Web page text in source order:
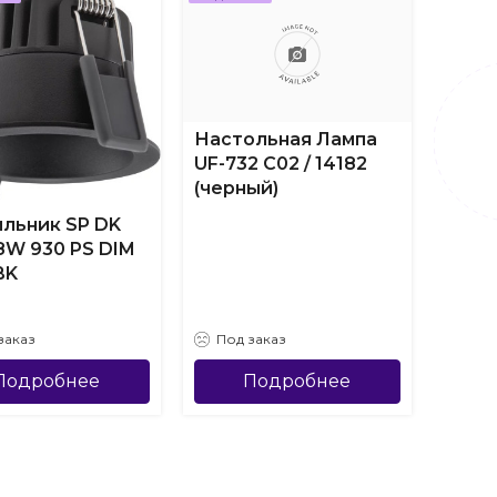
SP DK
930 PS DIM
Настольная Лампа
UF-732 C02 / 14182
(черный)
Под заказ
Подробнее